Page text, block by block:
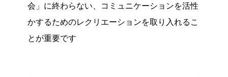
会」に終わらない、コミュニケーションを活性
かするためのレクリエーションを取り入れるこ
とが重要です